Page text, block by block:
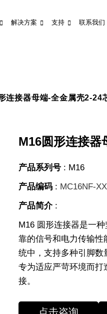
解决方案 支持 联系我们
连接器母端-全金属壳2-24
M16圆形连接器
产品系列号 : M16
产品编码 : MC16NF-
产品简介:
M16 圆形连接器是一
靠的信号和电力传输
统中，支持多种引脚数
专为适应严苛环境而
接。